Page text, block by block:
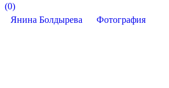
(0)
Янина Болдырева
Фотография